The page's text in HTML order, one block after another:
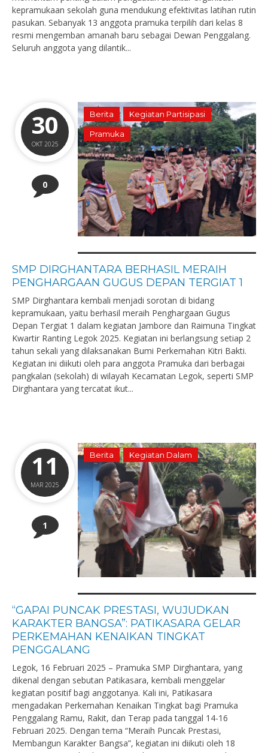
kepramukaan sekolah guna mendukung efektivitas latihan rutin
pasukan. Sebanyak 13 anggota pramuka terpilih dari kelas 8
resmi mengemban amanah baru sebagai Dewan Penggalang.
Seluruh anggota yang dilantik...
30
OKT 2025
0
Berita Kegiatan Partisipasi
Pramuka
SMP DIRGHANTARA BERHASIL MERAIH
PENGHARGAAN GUGUS DEPAN TERGIAT 1
SMP Dirghantara kembali menjadi sorotan di bidang
kepramukaan, yaitu berhasil meraih Penghargaan Gugus
Depan Tergiat 1 dalam kegiatan Jambore dan Raimuna Tingkat
Kwartir Ranting Legok 2025. Kegiatan ini berlangsung setiap 2
tahun sekali yang dilaksanakan Bumi Perkemahan Kitri Bakti.
Kegiatan ini diikuti oleh para anggota Pramuka dari berbagai
pangkalan (sekolah) di wilayah Kecamatan Legok, seperti SMP
Dirghantara yang tercatat ikut...
11
MAR 2025
1
Berita Kegiatan Dalam
“GAPAI PUNCAK PRESTASI, WUJUDKAN
KARAKTER BANGSA”: PATIKASARA GELAR
PERKEMAHAN KENAIKAN TINGKAT
PENGGALANG
Legok, 16 Februari 2025 – Pramuka SMP Dirghantara, yang
dikenal dengan sebutan Patikasara, kembali menggelar
kegiatan positif bagi anggotanya. Kali ini, Patikasara
mengadakan Perkemahan Kenaikan Tingkat bagi Pramuka
Penggalang Ramu, Rakit, dan Terap pada tanggal 14-16
Februari 2025. Dengan tema “Meraih Puncak Prestasi,
Membangun Karakter Bangsa”, kegiatan ini diikuti oleh 18